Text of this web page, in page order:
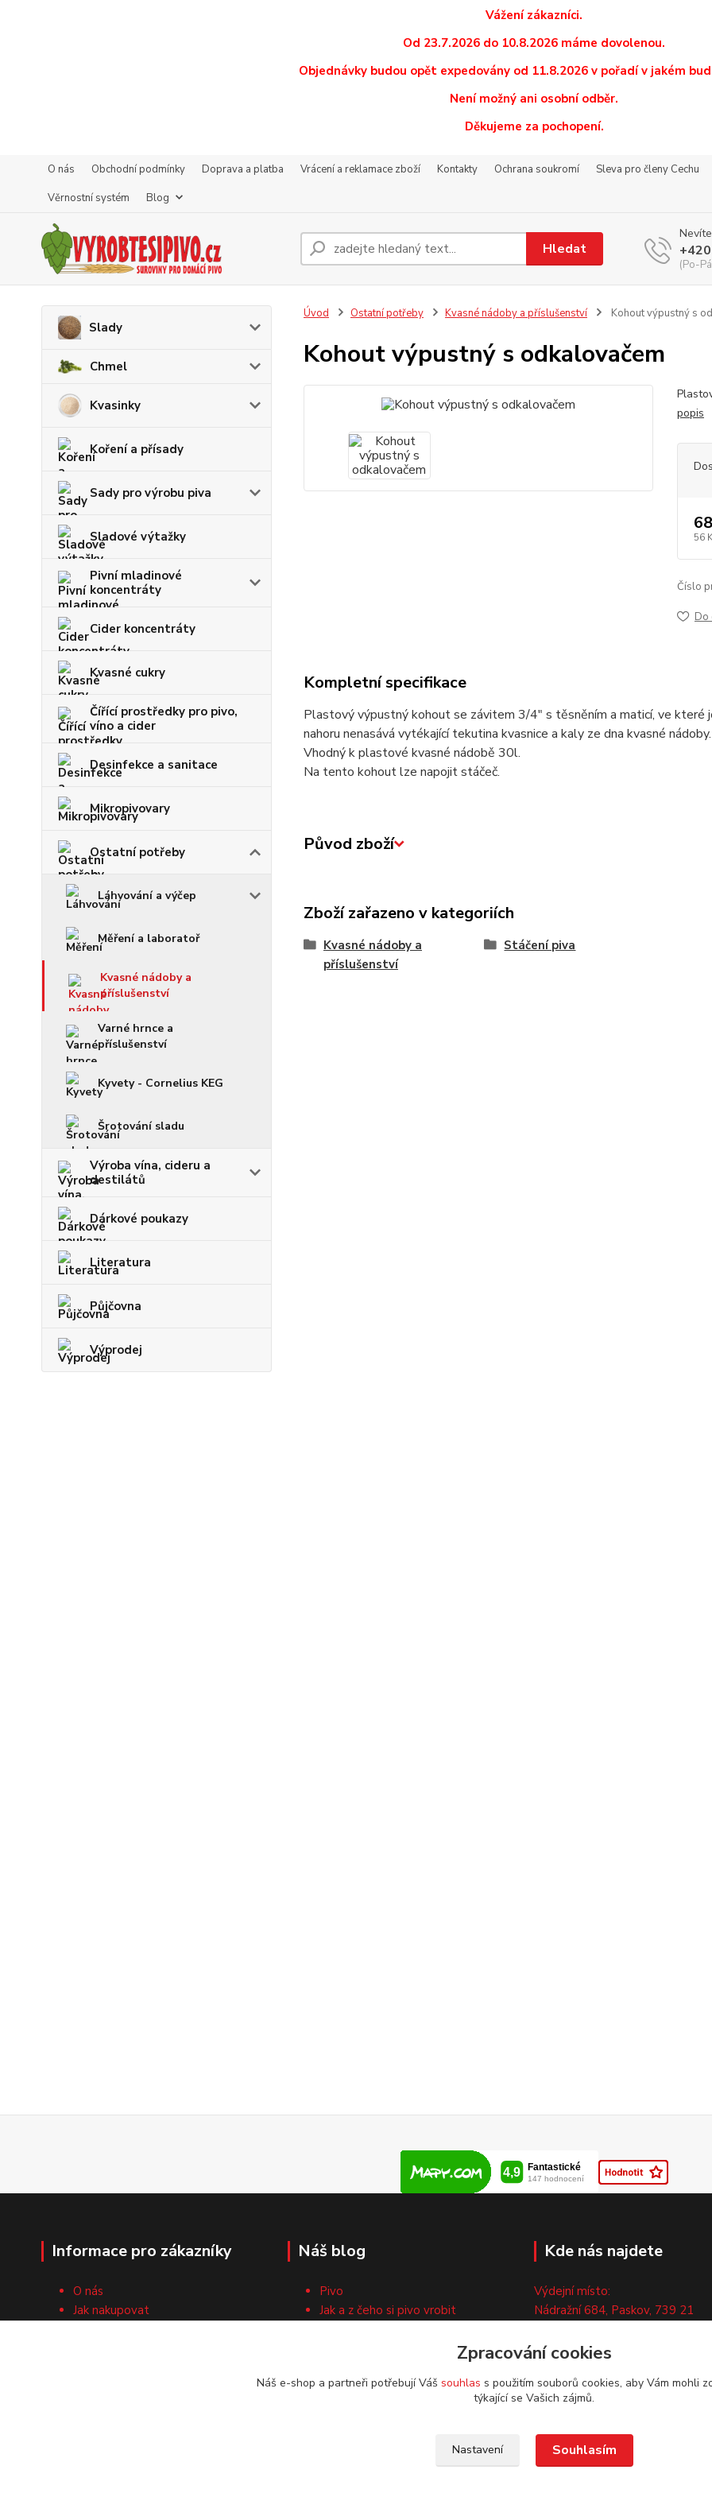
Vážení zákazníci.
Od 23.7.2026 do 10.8.2026 máme dovolenou.
Objednávky budou opět expedovány od 11.8.2026 v pořadí v jakém
Není možný ani osobní odběr.
Děkujeme za pochopení.
O nás Obchodní podmínky Doprava a platba Vrácení a reklamace zboží Kontakty Ochrana soukromí
Sleva pro členy Cechu
Věrnostní systém
Blog
Hledat
(Po-
Slady
Chmel
Kvasinky
Koření a přísady
Sady pro výrobu piva
Sladové výtažky
Pivní mladinové
koncentráty
Cider koncentráty
Kvasné cukry
Čířící prostředky pro pivo,
víno a cider
Desinfekce a sanitace
Mikropivovary
Ostatní potřeby
Láhvování a výčep
Měření a laboratoř
Kvasné nádoby a
příslušenství
Varné hrnce a
příslušenství
Kyvety - Cornelius KEG
Šrotování sladu
Výroba vína, cideru a
destilátů
Dárkové poukazy
Literatura
Půjčovna
Výprodej
Úvod Ostatní potřeby Kvasné nádoby a příslušenství Kohout výpustný s
Kohout výpustný s odkalovačem
popis
56
Číslo
Do
Kompletní specifikace
Plastový výpustný kohout se závitem 3/4" s těsněním a maticí, ve které
nahoru nenasává vytékající tekutina kvasnice a kaly ze dna kvasné nádoby.
Vhodný k plastové kvasné nádobě 30l.
Na tento kohout lze napojit stáčeč.
Původ zboží
Zboží zařazeno v kategoriích
Kvasné nádoby a
příslušenství
Stáčení piva
Informace pro zákazníky
O nás
Jak nakupovat
Náš blog
Pivo
Jak a z čeho si pivo vrobit
Kde nás najdete
Výdejní místo:
Nádražní 684, Paskov, 739 21
Pouze po předchozí tel. domluvě.
Zpracování cookies
Náš e-shop a partneři potřebují Váš souhlas s použitím souborů cookies, aby Vám mohli
týkající se Vašich zájmů.
Nastavení Souhlasím